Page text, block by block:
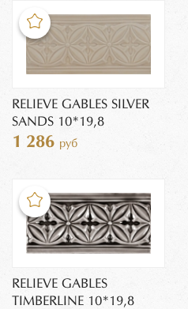
RELIEVE GABLES SILVER
SANDS 10*19,8
1 286 руб
RELIEVE GABLES
TIMBERLINE 10*19,8